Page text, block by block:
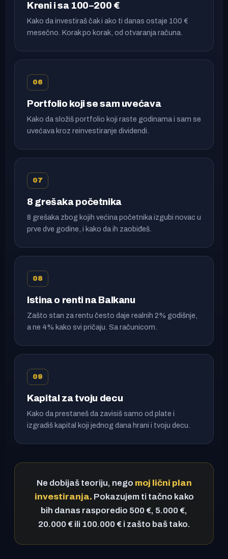
Kreni i sa 100–200 €
Kako da investiraš čak i ako ti danas ostaje 100 €
mesečno. Korak po korak, od otvaranja računa.
06
Portfolio koji se sam uvećava
Kako da složiš portfolio koji raste godinama i sam se
uvećava kroz reinvestiranje dividendi.
07
8 grešaka početnika
8 grešaka zbog kojih većina početnika izgubi novac u
prve dve godine, i kako da ih zaobiđeš.
08
Istina o renti na Balkanu
Zašto stan za rentu često daje realnih 2% godišnje,
a ne 4% kako svi pričaju. Sa računicom.
09
Kapital za tvoju decu
Kako da prestaneš da zavisiš samo od plate i
izgradiš kapital koji jednog dana hrani i tvoju decu.
Ne dobijaš teoriju, nego moj lični plan
investiranja. Pokazujem ti tačno kako
bih danas rasporedio 500 €, 5.000 €,
20.000 € ili 100.000 € i zašto baš tako.